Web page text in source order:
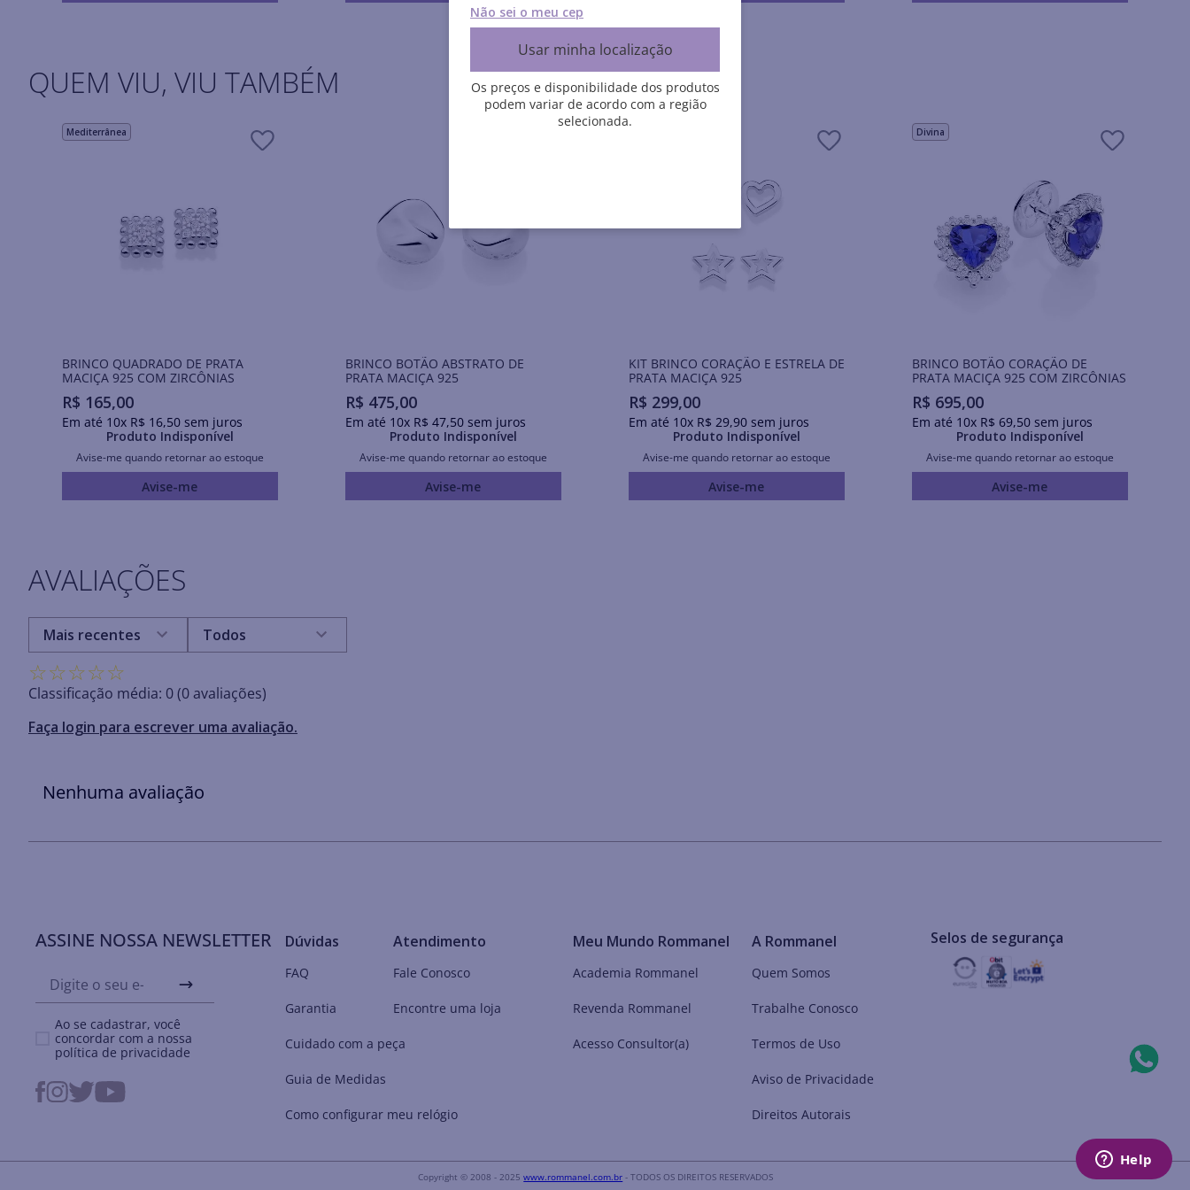
QUEM VIU, VIU TAMBÉM
Mediterrânea
BRINCO QUADRADO DE PRATA
MACIÇA 925 COM ZIRCÔNIAS
R$ 165,00
Em até 10x R$ 16,50sem juros
Produto Indisponível
Avise-me quando retornar ao estoque
Avise-me
BRINCO BOTÃO ABSTRATO DE
PRATA MACIÇA 925
R$ 475,00
Em até 10x R$ 47,50sem juros
Produto Indisponível
Avise-me quando retornar ao estoque
Avise-me
KIT BRINCO CORAÇÃO E ESTRELA DE
PRATA MACIÇA 925
R$ 299,00
Em até 10x R$ 29,90sem juros
Produto Indisponível
Avise-me quando retornar ao estoque
Avise-me
Divina
BRINCO BOTÃO CORAÇÃO DE
PRATA MACIÇA 925 COM ZIRCÔNIAS
R$ 695,00
Em até 10x R$ 69,50sem juros
Produto Indisponível
Avise-me quando retornar ao estoque
Avise-me
AVALIAÇÕES
☆☆☆☆☆
Classificação média: 0(0 avaliações)
Faça login para escrever uma avaliação.
Mais recentes Todos
Nenhuma avaliação
ASSINE NOSSA NEWSLETTER
Ao se cadastrar, você
concordar com a nossa
política de privacidade
Dúvidas
FAQ
Garantia
Cuidado com a peça
Guia de Medidas
Como configurar meu relógio
Atendimento
Fale Conosco
Encontre uma loja
Meu Mundo Rommanel
Academia Rommanel
Revenda Rommanel
Acesso Consultor(a)
A Rommanel
Quem Somos
Trabalhe Conosco
Termos de Uso
Aviso de Privacidade
Direitos Autorais
Selos de segurança
Copyright © 2008 - 2025www.rommanel.com.br - TODOS OS DIREITOS RESERVADOS
Não sei o meu cep
Usar minha localização
Os preços e disponibilidade dos produtos
podem variar de acordo com a região
selecionada.